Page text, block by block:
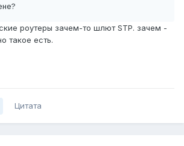
роутеры зачем-то шлют STP. зачем -
такое есть.
Цитата